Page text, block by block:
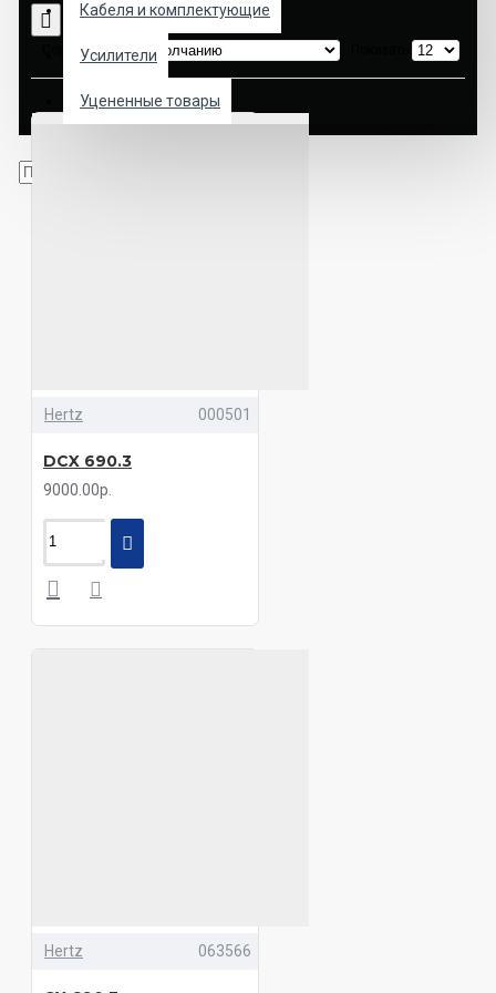
Кабеля и комплектующие
Усилители
Уцененные товары
Сортировка:
Hertz 000501
DCX 690.3
9000.00р.
Hertz 063566